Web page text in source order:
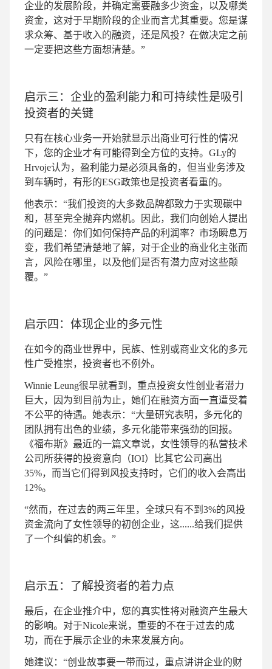
企业的发展阶段，并确定需要融多少资金，以及哪类
资金，这对于早期阶段的企业而言尤其重要。您是谋
求众筹、基于收入的融资，还是风投？在做决定之前
一定要把这些方面想清楚。”
启示三：企业的盈利能力和可持续性是吸引
投资者的关键
只有在核心业务一开始就显示出商业可行性的情况
下，您的企业才有可能得到全方位的支持。GLy的
Hrvoje认为，盈利能力是必须具备的，但当业务涉及
到车辆时，有形的ESG政策也是投资者看重的。
他表示：“我们投资的大多数品牌都致力于实现碳中
和，甚至完全抛弃内燃机。因此，我们向创始人提出
的问题是：你们如何保持产品的利润率？市场瞬息万
变，我们希望清楚地了解，对于企业的商业化主张而
言，风险在哪里，以及他们是否有潜力应对这些颠
覆。”
启示四：体现企业的多元性
在如今的商业世界中，民族、性别或商业文化的多元
性广受推崇，投资者也不例外。
Winnie Leung很早就看到，重点投资女性创业者潜力
巨大，因为到目前为止，她们在融资方面一直遭受着
不公平的待遇。她表示：“大量研究表明，多元化的
团队拥有出色的业绩，多元化能带来强劲的回报。
《福布斯》最近的一篇文章说，女性领导的私营技术
公司所获得的投资意向（IOI）比其它公司高出
35%，而当它们得到风投支持时，它们的收入会高出
12%。
“然而，在过去的两三年里，全球只有不到3%的风投
资金流向了女性领导的初创企业，这......给我们提供
了一个纠偏的机会。”
启示五：了解投资者的着力点
最后，在企业推介中，您的真实性将对融资产生最大
的影响。对于Nicole来说，重要的不在于过去的成
功，而在于展示企业的未来发展方向。
她建议：“创业故事要一带而过，重点讲讲企业的财